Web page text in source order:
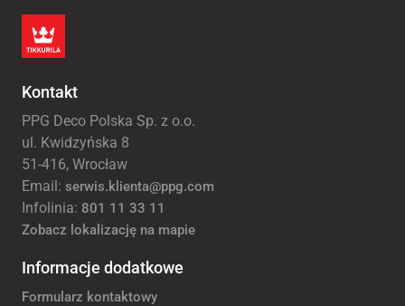
Kontakt
PPG Deco Polska Sp. z o.o.
ul. Kwidzyńska 8
51-416, Wrocław
Email: serwis.klienta@ppg.com
Infolinia: 801 11 33 11
Zobacz lokalizację na mapie
Informacje dodatkowe
Formularz kontaktowy